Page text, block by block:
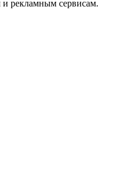
рекламным сервисам.